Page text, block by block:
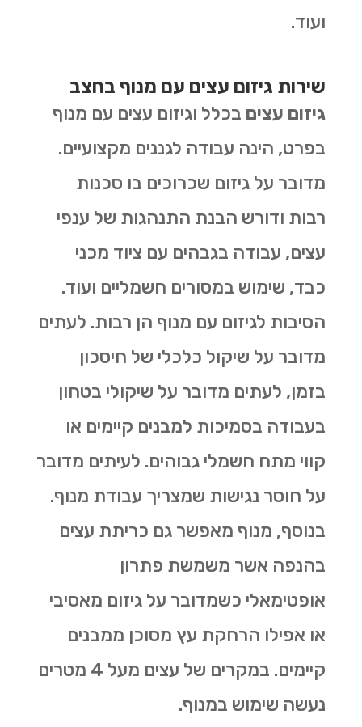
ועוד.
שירות גיזום עצים עם מנוף בחצב
גיזום עצים בכלל וגיזום עצים עם מנוף
בפרט, הינה עבודה לגננים מקצועיים.
מדובר על גיזום שכרוכים בו סכנות
רבות ודורש הבנת התנהגות של ענפי
עצים, עבודה בגבהים עם ציוד מכני
כבד, שימוש במסורים חשמליים ועוד.
הסיבות לגיזום עם מנוף הן רבות. לעתים
מדובר על שיקול כלכלי של חיסכון
בזמן, לעתים מדובר על שיקולי בטחון
בעבודה בסמיכות למבנים קיימים או
קווי מתח חשמלי גבוהים. לעיתים מדובר
על חוסר נגישות שמצריך עבודת מנוף.
בנוסף, מנוף מאפשר גם כריתת עצים
בהנפה אשר משמשת פתרון
אופטימאלי כשמדובר על גיזום מאסיבי
או אפילו הרחקת עץ מסוכן ממבנים
קיימים. במקרים של עצים מעל 4 מטרים
נעשה שימוש במנוף.